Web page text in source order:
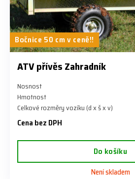
Bočnice 50 cm v ceně!!
ATV přívěs Zahradník
Nosnost
Hmotnost
Celkové rozměry vozíku (d x š x v)
Cena bez DPH
Do košíku
Není skladem